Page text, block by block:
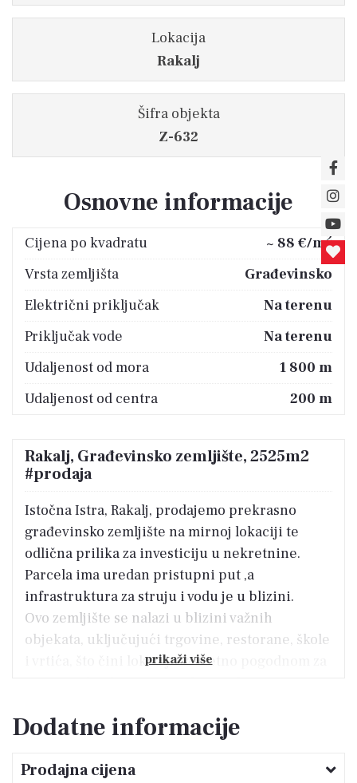
Lokacija
Rakalj
Šifra objekta
Z-632
Osnovne informacije
Cijena po kvadratu ~ 88 €/m2
Vrsta zemljišta
Građevinsko
Električni priključak
Na terenu
Priključak vode
Na terenu
Udaljenost od mora
1 800 m
Udaljenost od centra
200 m
Rakalj, Građevinsko zemljište, 2525m2
#prodaja
Istočna Istra, Rakalj, prodajemo prekrasno
građevinsko zemljište na mirnoj lokaciji te
odlična prilika za investiciju u nekretnine.
Parcela ima uredan pristupni put ,a
infrastruktura za struju i vodu je u blizini.
Ovo zemljište se nalazi u blizini važnih
objekata, uključujući trgovine, restorane, škole
i vrtića, što čini lokaciju izuzetno pogodnom za
raznim sadržajima u okolini. Zemljište ima
može biti atraktivno za različite vrste gradnje.
prikaži više
Dodatne informacije
Prodajna cijena